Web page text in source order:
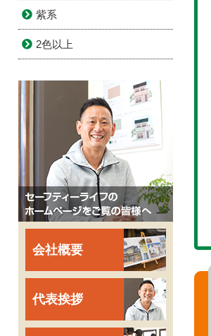
紫系
2色以上
会社概要
代表挨拶